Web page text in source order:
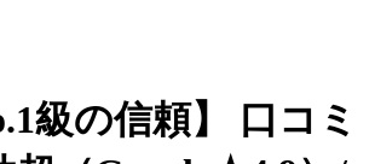
級の信頼】
口コミ